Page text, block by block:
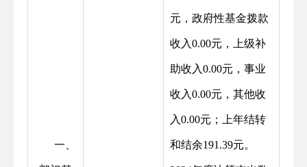
一、
元，政府性基金拨款
收入0.00元，上级补
助收入0.00元，事业
收入0.00元，其他收
入0.00元；上年结转
和结余191.39元。